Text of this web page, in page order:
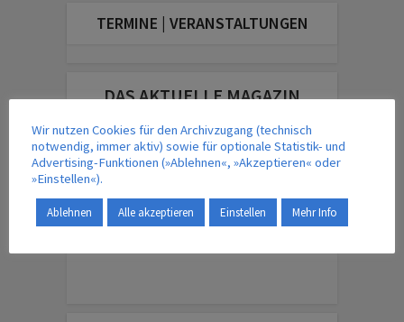
TERMINE | VERANSTALTUNGEN
DAS AKTUELLE MAGAZIN
Wir nutzen Cookies für den Archivzugang (technisch
notwendig, immer aktiv) sowie für optionale Statistik- und
Advertising-Funktionen (»Ablehnen«, »Akzeptieren« oder
»Einstellen«).
Ablehnen Alle akzeptieren Einstellen Mehr Info